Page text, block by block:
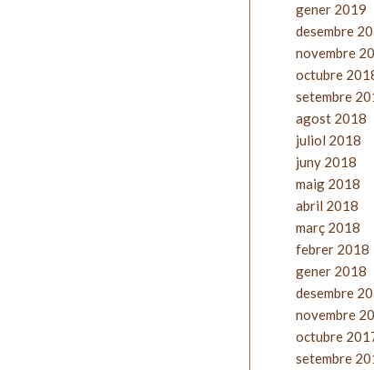
gener 2019
desembre
novembre
octubre
setembre
agost 2018
juliol 2018
juny 2018
maig 2018
abril 2018
març 2018
febrer 2018
gener 2018
desembre
novembre
octubre
setembre